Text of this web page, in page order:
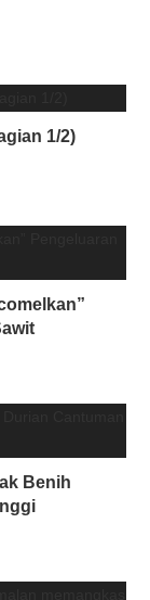
1/2)
Benih